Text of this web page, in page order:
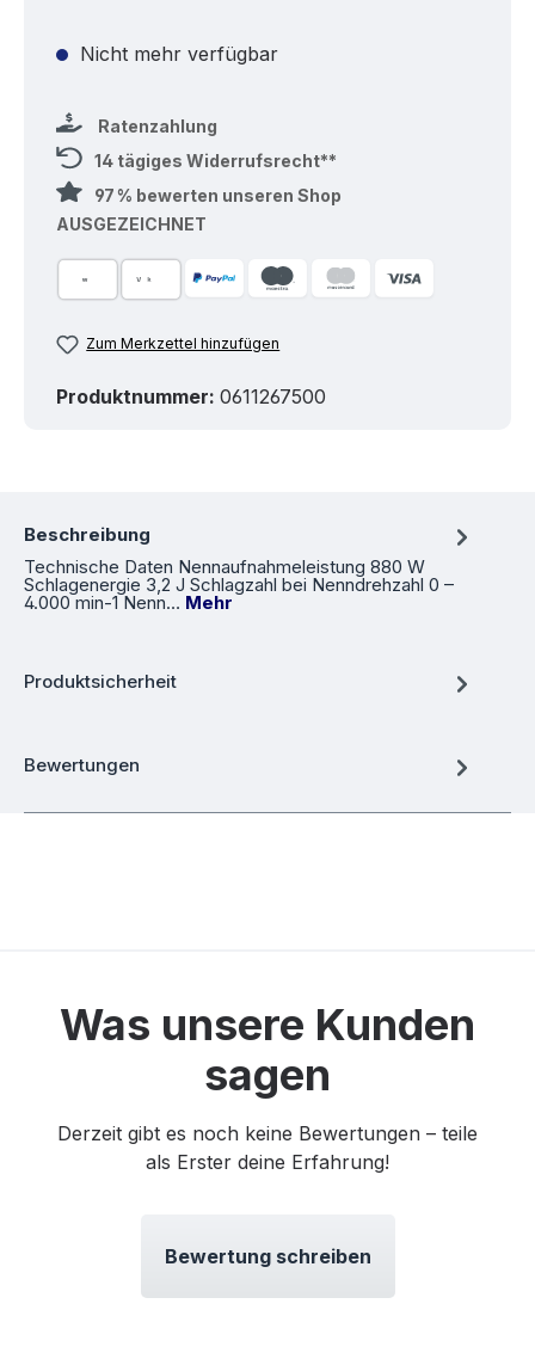
Nicht mehr verfügbar
Ratenzahlung
14 tägiges Widerrufsrecht**
97 % bewerten unseren Shop
AUSGEZEICHNET
Zum Merkzettel hinzufügen
Produktnummer: 0611267500
Beschreibung
Technische Daten Nennaufnahmeleistung 880 W
Schlagenergie 3,2 J Schlagzahl bei Nenndrehzahl 0 –
4.000 min-1 Nenn… Mehr
Produktsicherheit
Bewertungen
Was unsere Kunden
sagen
Derzeit gibt es noch keine Bewertungen – teile
als Erster deine Erfahrung!
Bewertung schreiben